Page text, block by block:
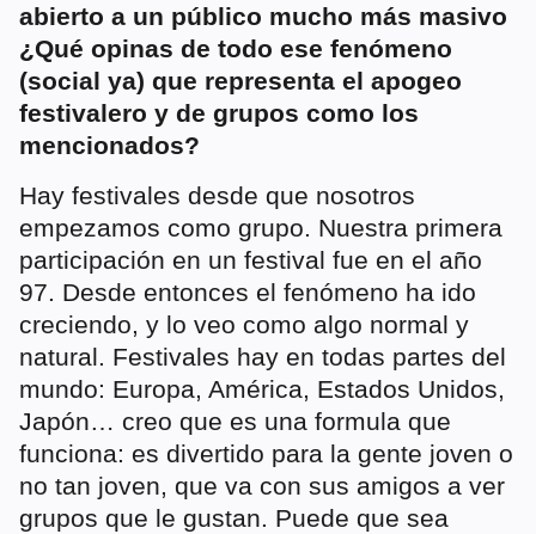
abierto a un público mucho más masivo
¿Qué opinas de todo ese fenómeno
(social ya) que representa el apogeo
festivalero y de grupos como los
mencionados?
Hay festivales desde que nosotros
empezamos como grupo. Nuestra primera
participación en un festival fue en el año
97. Desde entonces el fenómeno ha ido
creciendo, y lo veo como algo normal y
natural. Festivales hay en todas partes del
mundo: Europa, América, Estados Unidos,
Japón… creo que es una formula que
funciona: es divertido para la gente joven o
no tan joven, que va con sus amigos a ver
grupos que le gustan. Puede que sea